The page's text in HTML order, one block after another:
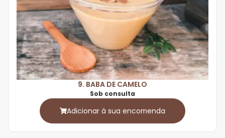
9. BABA DE CAMELO
Sob consulta
Adicionar á sua encomenda